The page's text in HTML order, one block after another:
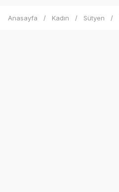
Anasayfa Kadın Sütyen